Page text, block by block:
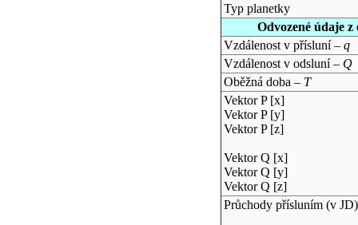
Typ planetky
Odvozené údaje
Vzdálenost v přísluní – q
Vzdálenost v odsluní – Q
Oběžná doba – T
Vektor P [x]
Vektor P [y]
Vektor P [z]
Vektor Q [x]
Vektor Q [y]
Vektor Q [z]
Průchody přísluním (v JD)